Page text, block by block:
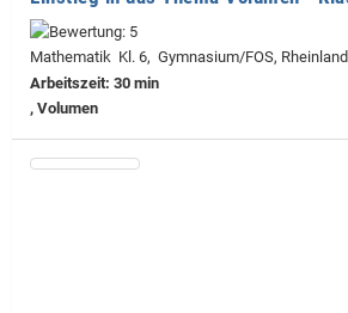
Mathematik Kl. 6, Gymnasium/FOS,
Arbeitszeit: 30 min
, Volumen